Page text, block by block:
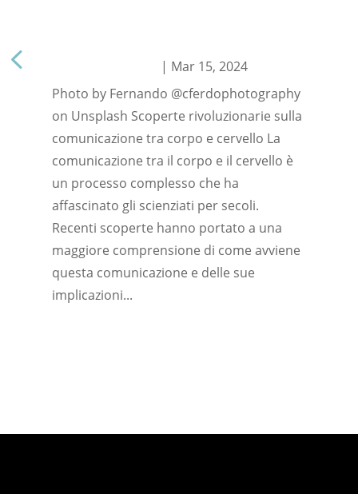
| Mar 15, 2024
Photo by Fernando @cferdophotography
on Unsplash Scoperte rivoluzionarie sulla
comunicazione tra corpo e cervello La
comunicazione tra il corpo e il cervello è
un processo complesso che ha
affascinato gli scienziati per secoli.
Recenti scoperte hanno portato a una
maggiore comprensione di come avviene
questa comunicazione e delle sue
implicazioni...